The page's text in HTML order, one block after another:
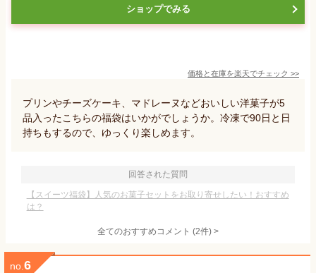
ショップでみる
価格と在庫を楽天でチェック >>
プリンやチーズケーキ、マドレーヌなどおいしい洋菓子が5
品入ったこちらの福袋はいかがでしょうか。冷凍で90日と日
持ちもするので、ゆっくり楽しめます。
回答された質問
【スイーツ福袋】人気のお菓子セットをお取り寄せしたい！おすすめ
は？
全てのおすすめコメント (2件) >
no. 6